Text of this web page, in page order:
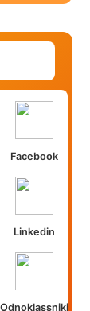
Facebook
Linkedin
Odnoklassniki